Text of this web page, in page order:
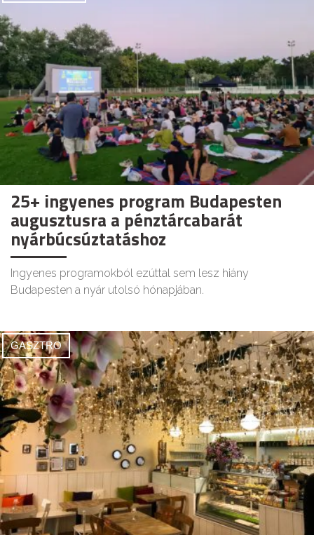
25+ ingyenes program Budapesten
augusztusra a pénztárcabarát
nyárbúcsúztatáshoz
Ingyenes programokból ezúttal sem lesz hiány
Budapesten a nyár utolsó hónapjában.
GASZTRO